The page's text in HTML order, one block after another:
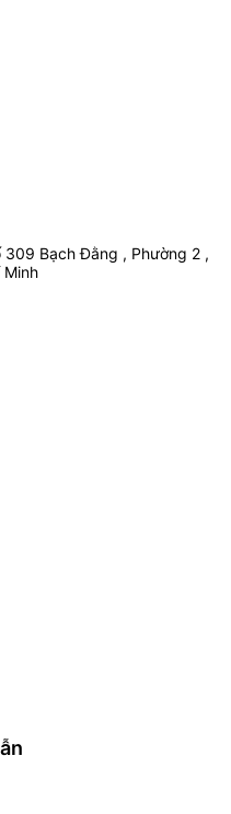
309 Bạch Đằng , Phường 2 ,
Minh